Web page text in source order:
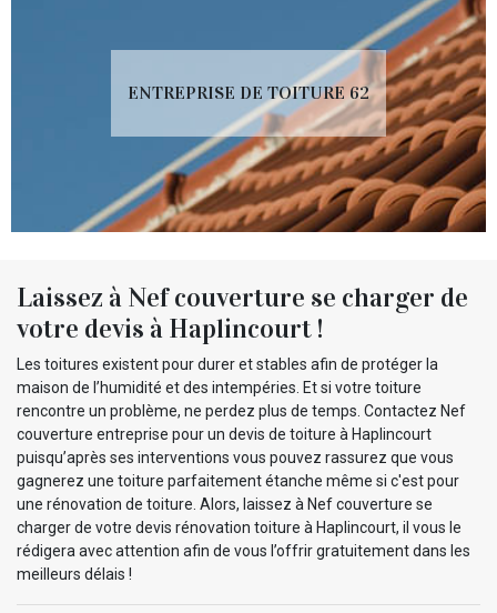
ENTREPRISE DE TOITURE 62
Laissez à Nef couverture se charger de
votre devis à Haplincourt !
Les toitures existent pour durer et stables afin de protéger la
maison de l’humidité et des intempéries. Et si votre toiture
rencontre un problème, ne perdez plus de temps. Contactez Nef
couverture entreprise pour un devis de toiture à Haplincourt
puisqu’après ses interventions vous pouvez rassurez que vous
gagnerez une toiture parfaitement étanche même si c'est pour
une rénovation de toiture. Alors, laissez à Nef couverture se
charger de votre devis rénovation toiture à Haplincourt, il vous le
rédigera avec attention afin de vous l’offrir gratuitement dans les
meilleurs délais !